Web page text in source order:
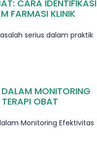
CARA IDENTIFIKASI
FARMASI KLINIK
serius dalam praktik
DALAM MONITORING
OBAT
Monitoring Efektivitas